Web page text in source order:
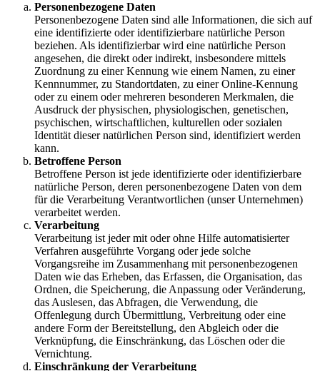
Personenbezogene Daten
Personenbezogene Daten sind alle Informationen, die sich auf
eine identifizierte oder identifizierbare natürliche Person
beziehen. Als identifizierbar wird eine natürliche Person
angesehen, die direkt oder indirekt, insbesondere mittels
Zuordnung zu einer Kennung wie einem Namen, zu einer
Kennnummer, zu Standortdaten, zu einer Online-Kennung
oder zu einem oder mehreren besonderen Merkmalen, die
Ausdruck der physischen, physiologischen, genetischen,
psychischen, wirtschaftlichen, kulturellen oder sozialen
Identität dieser natürlichen Person sind, identifiziert werden
kann.
Betroffene Person
Betroffene Person ist jede identifizierte oder identifizierbare
natürliche Person, deren personenbezogene Daten von dem
für die Verarbeitung Verantwortlichen (unser Unternehmen)
verarbeitet werden.
Verarbeitung
Verarbeitung ist jeder mit oder ohne Hilfe automatisierter
Verfahren ausgeführte Vorgang oder jede solche
Vorgangsreihe im Zusammenhang mit personenbezogenen
Daten wie das Erheben, das Erfassen, die Organisation, das
Ordnen, die Speicherung, die Anpassung oder Veränderung,
das Auslesen, das Abfragen, die Verwendung, die
Offenlegung durch Übermittlung, Verbreitung oder eine
andere Form der Bereitstellung, den Abgleich oder die
Verknüpfung, die Einschränkung, das Löschen oder die
Vernichtung.
Einschränkung der Verarbeitung